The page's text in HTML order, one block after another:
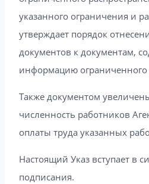
указанного ограничения и
утверждает порядок
документов к документам,
информацию ограниченного
Также документом
численность работников
оплаты труда указанных
Настоящий Указ вступает в
подписания.